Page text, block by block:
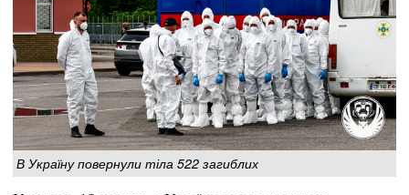
В Україну повернули тіла 522 загиблих